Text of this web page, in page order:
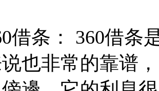
借条： 360借条
也非常的靠谱，